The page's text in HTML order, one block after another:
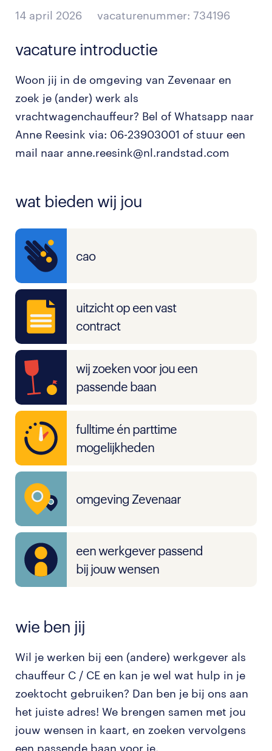
14 april 2026 vacaturenummer: 734196
vacature introductie
Woon jij in de omgeving van Zevenaar en
zoek je (ander) werk als
vrachtwagenchauffeur? Bel of Whatsapp naar
Anne Reesink via: 06-23903001 of stuur een
mail naar anne.reesink@nl.randstad.com
wat bieden wij jou
cao
uitzicht op een vast
contract
wij zoeken voor jou een
passende baan
fulltime én parttime
mogelijkheden
omgeving Zevenaar
een werkgever passend
bij jouw wensen
wie ben jij
Wil je werken bij een (andere) werkgever als
chauffeur C / CE en kan je wel wat hulp in je
zoektocht gebruiken? Dan ben je bij ons aan
het juiste adres! We brengen samen met jou
jouw wensen in kaart, en zoeken vervolgens
een passende baan voor je.